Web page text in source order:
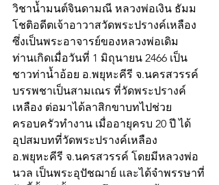
วิชาน้ำมนต์จินดามณี หลวงพ่อเงิน ธัมม
โชติอดีตเจ้าอาวาสวัดพระปรางค์เหลือง
ซึ่งเป็นพระอาจารย์ของหลวงพ่อเดิม
ท่านเกิดเมื่อวันที่ 1 มิถุนายน 2466 เป็น
ชาวท่าน้ำอ้อย อ.พยุหะคีรี จ.นครสวรรค์
บรรพชาเป็นสามเณร ที่วัดพระปรางค์
เหลือง ต่อมาได้ลาสิกขาบทไปช่วย
ครอบครัวทำงาน เมื่ออายุครบ 20 ปี ได้
อุปสมบทที่วัดพระปรางค์เหลือง
อ.พยุหะคีรี จ.นครสวรรค์ โดยมีหลวงพ่อ
นวล เป็นพระอุปัชฌาย์ และได้จำพรรษาที่